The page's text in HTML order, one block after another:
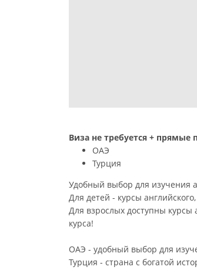
Виза не требуется + прямые
ОАЭ
Турция
Удобный выбор для изучения
Для детей - курсы
Для взрослых доступны курсы
курса!
ОАЭ - удобный выбор для
Турция - страна с богатой